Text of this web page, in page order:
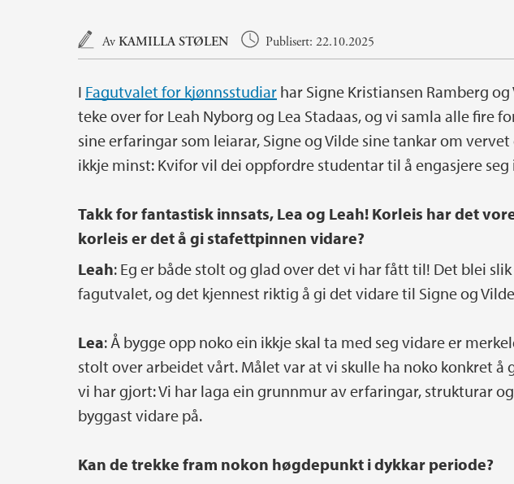
Hovedinnhold
AvKAMILLA STØLEN Publisert: 22.10.2025
I Fagutvalet for kjønnsstudiar har Signe Kristiansen Ramberg
teke over for Leah Nyborg og Lea Stadaas, og vi samla alle fire
sine erfaringar som leiarar, Signe og Vilde sine tankar om
ikkje minst: Kvifor vil dei oppfordre studentar til å engasjere
Takk for fantastisk innsats, Lea og Leah! Korleis har det
korleis er det å gi stafettpinnen vidare?
Leah: Eg er både stolt og glad over det vi har fått til! Det blei
fagutvalet, og det kjennest riktig å gi det vidare til Signe og
Lea: Å bygge opp noko ein ikkje skal ta med seg vidare er
stolt over arbeidet vårt. Målet var at vi skulle ha noko konkret å
vi har gjort: Vi har laga ein grunnmur av erfaringar, strukturar
byggast vidare på.
Kan de trekke fram nokon høgdepunkt i dykkar periode?